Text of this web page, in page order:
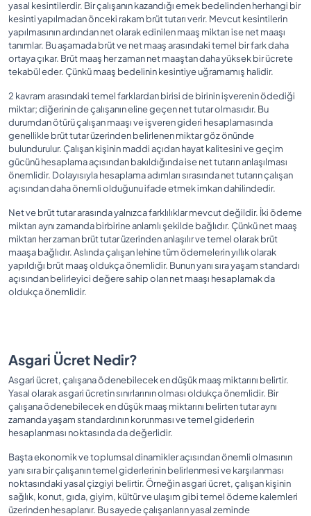
yasal kesintilerdir. Bir çalışanın kazandığı emek bedelinden herhangi bir
kesinti yapılmadan önceki rakam brüt tutarı verir. Mevcut kesintilerin
yapılmasının ardından net olarak edinilen maaş miktarı ise net maaşı
tanımlar. Bu aşamada brüt ve net maaş arasındaki temel bir fark daha
ortaya çıkar. Brüt maaş her zaman net maaştan daha yüksek bir ücrete
tekabül eder. Çünkü maaş bedelinin kesintiye uğramamış halidir.
2 kavram arasındaki temel farklardan birisi de birinin işverenin ödediği
miktar; diğerinin de çalışanın eline geçen net tutar olmasıdır. Bu
durumdan ötürü çalışan maaşı ve işveren gideri hesaplamasında
genellikle brüt tutar üzerinden belirlenen miktar göz önünde
bulundurulur. Çalışan kişinin maddi açıdan hayat kalitesini ve geçim
gücünü hesaplama açısından bakıldığında ise net tutarın anlaşılması
önemlidir. Dolayısıyla hesaplama adımları sırasında net tutarın çalışan
açısından daha önemli olduğunu ifade etmek imkan dahilindedir.
Net ve brüt tutar arasında yalnızca farklılıklar mevcut değildir. İki ödeme
miktarı aynı zamanda birbirine anlamlı şekilde bağlıdır. Çünkü net maaş
miktarı her zaman brüt tutar üzerinden anlaşılır ve temel olarak brüt
maaşa bağlıdır. Aslında çalışan lehine tüm ödemelerin yıllık olarak
yapıldığı brüt maaş oldukça önemlidir. Bunun yanı sıra yaşam standardı
açısından belirleyici değere sahip olan net maaşı hesaplamak da
oldukça önemlidir.
Asgari Ücret Nedir?
Asgari ücret, çalışana ödenebilecek en düşük maaş miktarını belirtir.
Yasal olarak asgari ücretin sınırlarının olması oldukça önemlidir. Bir
çalışana ödenebilecek en düşük maaş miktarını belirten tutar aynı
zamanda yaşam standardının korunması ve temel giderlerin
hesaplanması noktasında da değerlidir.
Başta ekonomik ve toplumsal dinamikler açısından önemli olmasının
yanı sıra bir çalışanın temel giderlerinin belirlenmesi ve karşılanması
noktasındaki yasal çizgiyi belirtir. Örneğin asgari ücret, çalışan kişinin
sağlık, konut, gıda, giyim, kültür ve ulaşım gibi temel ödeme kalemleri
üzerinden hesaplanır. Bu sayede çalışanların yasal zeminde